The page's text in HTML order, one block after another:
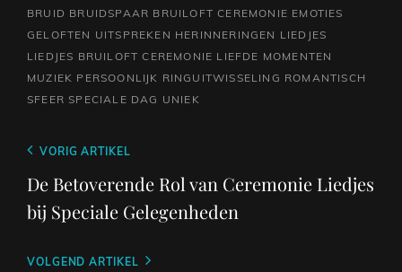
BRUID BRUIDSPAAR BRUILOFT CEREMONIE EMOTIES
GELOFTEN UITSPREKEN HERINNERINGEN LIEDJES
LIEDJES BRUILOFT CEREMONIE LIEFDE MOMENTEN
MUZIEK PERSOONLIJK RINGUITWISSELING ROMANTISCH
SFEER SPECIALE DAG UNIEK
Berichtnavigatie
Vorig
bericht
VORIG ARTIKEL
De Betoverende Rol van Ceremonie Liedjes
bij Speciale Gelegenheden
Volgend
VOLGEND ARTIKEL